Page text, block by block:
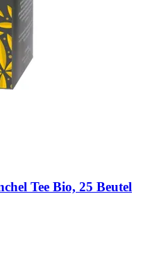
Tee Bio, 25 Beutel